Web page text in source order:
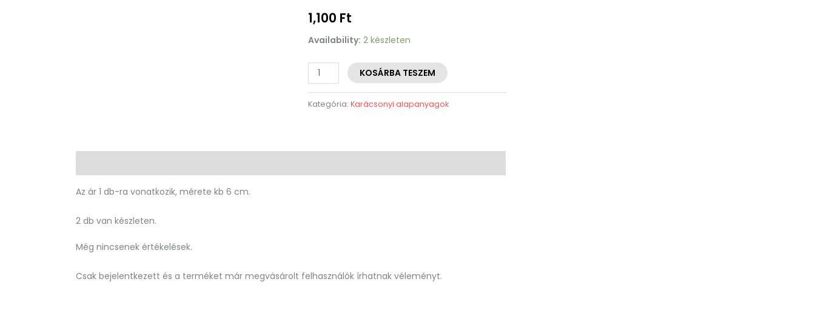
1,100 Ft
Availability: 2 készleten
KOSÁRBA TESZEM
Kategória:Karácsonyi alapanyagok
Az ár 1 db-ra vonatkozik, mérete kb 6 cm.
2 db van készleten.
Még nincsenek értékelések.
Csak bejelentkezett és a terméket már megvásárolt felhasználók írhatnak véleményt.